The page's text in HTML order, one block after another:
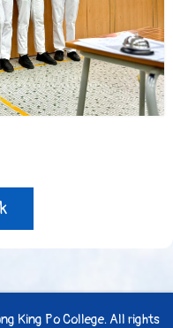
King Po College. All rights